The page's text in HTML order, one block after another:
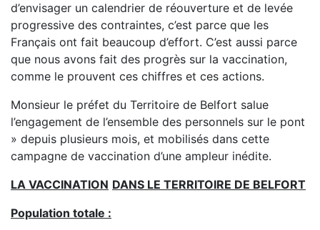
d’envisager un calendrier de réouverture et de levée
progressive des contraintes, c’est parce que les
Français ont fait beaucoup d’effort. C’est aussi parce
que nous avons fait des progrès sur la vaccination,
comme le prouvent ces chiffres et ces actions.
Monsieur le préfet du Territoire de Belfort salue
l’engagement de l’ensemble des personnels sur le pont
» depuis plusieurs mois, et mobilisés dans cette
campagne de vaccination d’une ampleur inédite.
LA VACCINATION DANS LE TERRITOIRE DE BELFORT
Population totale :